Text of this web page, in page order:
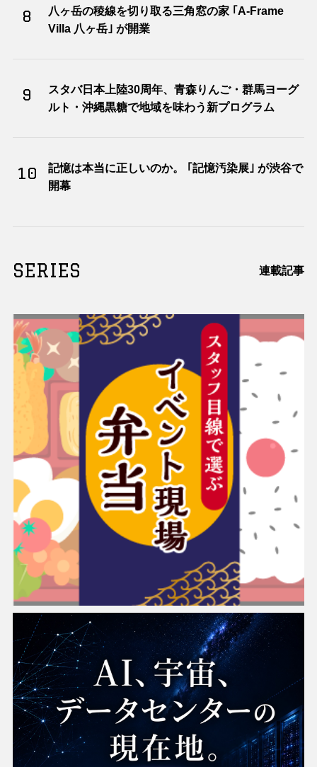
8
八ヶ岳の稜線を切り取る三角窓の家 ｢A-Frame
Villa 八ヶ岳｣ が開業
9
スタバ日本上陸30周年、青森りんご・群馬ヨーグ
ルト・沖縄黒糖で地域を味わう新プログラム
10
記憶は本当に正しいのか。 ｢記憶汚染展｣ が渋谷で
開幕
SERIES 連載記事